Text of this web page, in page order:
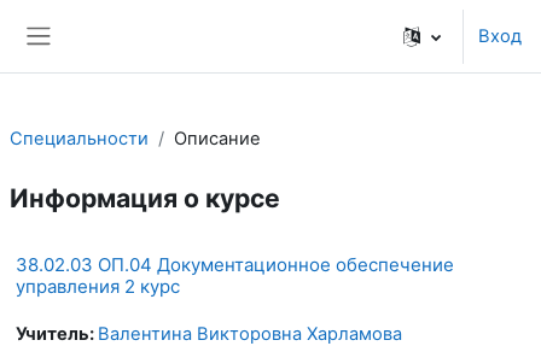
Вход
Специальности Описание
Информация о курсе
38.02.03 ОП.04 Документационное обеспечение
управления 2 курс
Учитель: Валентина Викторовна Харламова